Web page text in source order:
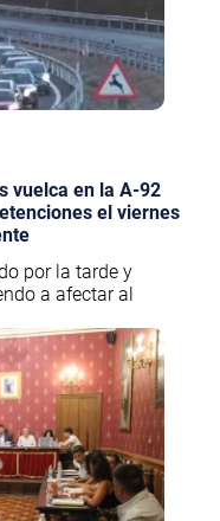
vuelca en la A-92
el viernes
por la tarde y
a afectar al